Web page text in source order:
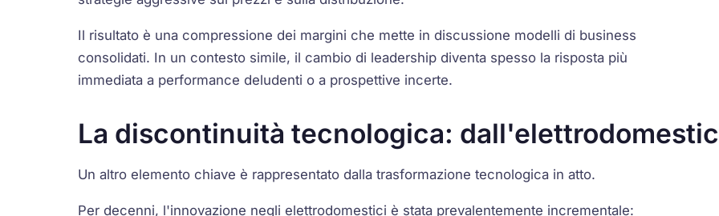
Il risultato è una compressione dei margini che mette in discussione modelli di business
consolidati. In un contesto simile, il cambio di leadership diventa spesso la risposta più
immediata a performance deludenti o a prospettive incerte.
La discontinuità tecnologica:
Un altro elemento chiave è rappresentato dalla trasformazione tecnologica in atto.
Per decenni, l'innovazione negli elettrodomestici è stata prevalentemente incrementale: